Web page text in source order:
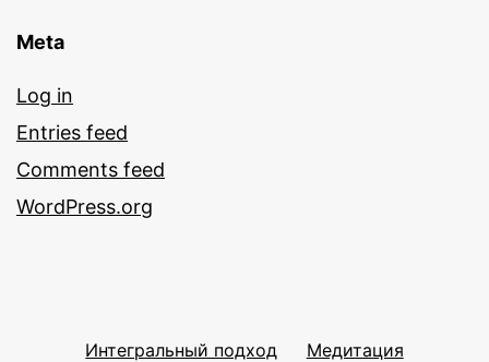
Meta
Log in
Entries feed
Comments feed
WordPress.org
Интегральный подход Медитация